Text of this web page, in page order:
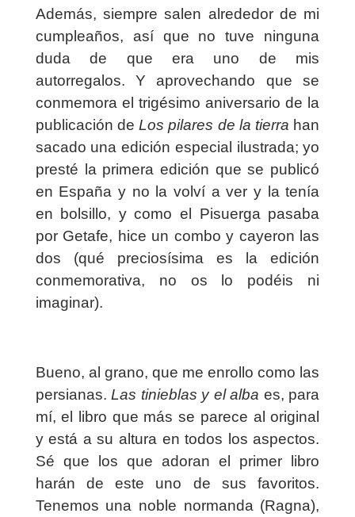
Además, siempre salen alrededor de mi
cumpleaños, así que no tuve ninguna
duda de que era uno de mis
autorregalos. Y aprovechando que se
conmemora el trigésimo aniversario de la
publicación deLos pilares de la tierra han
sacado una edición especial ilustrada; yo
presté la primera edición que se publicó
en España y no la volví a ver y la tenía
en bolsillo, y como el Pisuerga pasaba
por Getafe, hice un combo y cayeron las
dos (qué preciosísima es la edición
conmemorativa, no os lo podéis ni
imaginar).
Bueno, al grano, que me enrollo como las
persianas.Las tinieblas y el alba es, para
mí, el libro que más se parece al original
y está a su altura en todos los aspectos.
Sé que los que adoran el primer libro
harán de este uno de sus favoritos.
Tenemos una noble normanda (Ragna),